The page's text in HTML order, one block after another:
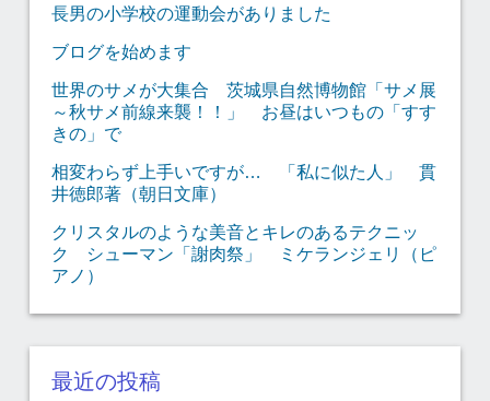
長男の小学校の運動会がありました
ブログを始めます
世界のサメが大集合 茨城県自然博物館「サメ展
～秋サメ前線来襲！！」 お昼はいつもの「すす
きの」で
相変わらず上手いですが… 「私に似た人」 貫
井徳郎著（朝日文庫）
クリスタルのような美音とキレのあるテクニッ
ク シューマン「謝肉祭」 ミケランジェリ（ピ
アノ）
最近の投稿